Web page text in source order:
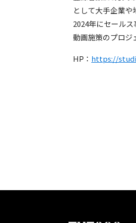
として大手企業や
2024年にセール
動画施策のプロジ
HP： https://